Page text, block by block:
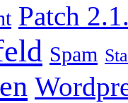
Patch
Spam